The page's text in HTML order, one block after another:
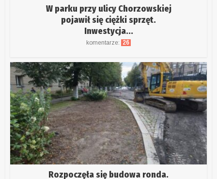
W parku przy ulicy Chorzowskiej
pojawił się ciężki sprzęt.
Inwestycja...
komentarze: 26
Rozpoczęła się budowa ronda.